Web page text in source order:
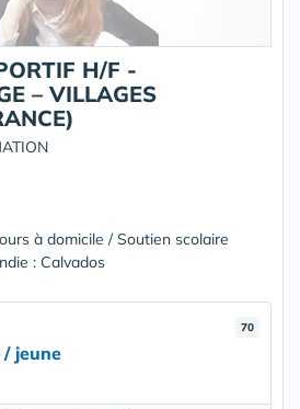
H/F -
– VILLAGES
à domicile / Soutien scolaire
: Calvados
70
jeune